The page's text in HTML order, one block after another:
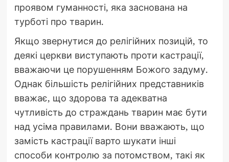
проявом гуманності, яка заснована на
турботі про тварин.
Якщо звернутися до релігійних позицій, то
деякі церкви виступають проти кастрації,
вважаючи це порушенням Божого задуму.
Однак більшість релігійних представників
вважає, що здорова та адекватна
чутливість до страждань тварин має бути
над усіма правилами. Вони вважають, що
замість кастрації варто шукати інші
способи контролю за потомством, такі як